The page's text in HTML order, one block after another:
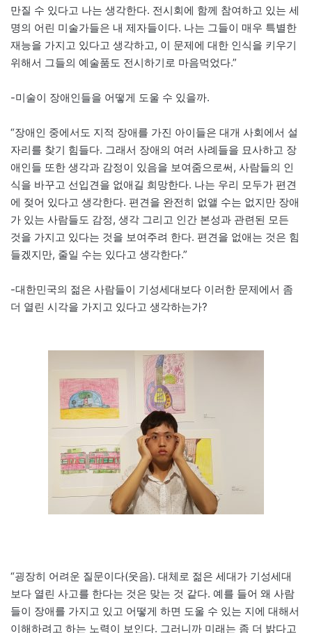
만질 수 있다고 나는 생각한다. 전시회에 함께 참여하고 있는 세
명의 어린 미술가들은 내 제자들이다. 나는 그들이 매우 특별한
재능을 가지고 있다고 생각하고, 이 문제에 대한 인식을 키우기
위해서 그들의 예술품도 전시하기로 마음먹었다.”
-미술이 장애인들을 어떻게 도울 수 있을까.
“장애인 중에서도 지적 장애를 가진 아이들은 대개 사회에서 설
자리를 찾기 힘들다. 그래서 장애의 여러 사례들을 묘사하고 장
애인들 또한 생각과 감정이 있음을 보여줌으로써, 사람들의 인
식을 바꾸고 선입견을 없애길 희망한다. 나는 우리 모두가 편견
에 젖어 있다고 생각한다. 편견을 완전히 없앨 수는 없지만 장애
가 있는 사람들도 감정, 생각 그리고 인간 본성과 관련된 모든
것을 가지고 있다는 것을 보여주려 한다. 편견을 없애는 것은 힘
들겠지만, 줄일 수는 있다고 생각한다.”
-대한민국의 젊은 사람들이 기성세대보다 이러한 문제에서 좀
더 열린 시각을 가지고 있다고 생각하는가?
“굉장히 어려운 질문이다(웃음). 대체로 젊은 세대가 기성세대
보다 열린 사고를 한다는 것은 맞는 것 같다. 예를 들어 왜 사람
들이 장애를 가지고 있고 어떻게 하면 도울 수 있는 지에 대해서
이해하려고 하는 노력이 보인다. 그러니까 미래는 좀 더 밝다고